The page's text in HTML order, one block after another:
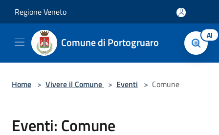
Regione Veneto
Comune di Portogruaro AI
Home > Vivere il Comune > Eventi > Comune
Eventi: Comune